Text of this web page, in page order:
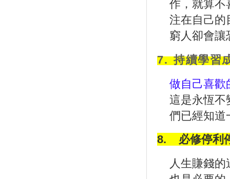
作，就算不
注在自己的
窮人卻會讓
7. 持續學習
做自己喜歡
這是永恆不
們已經知道
8.
必修停利
人生賺錢